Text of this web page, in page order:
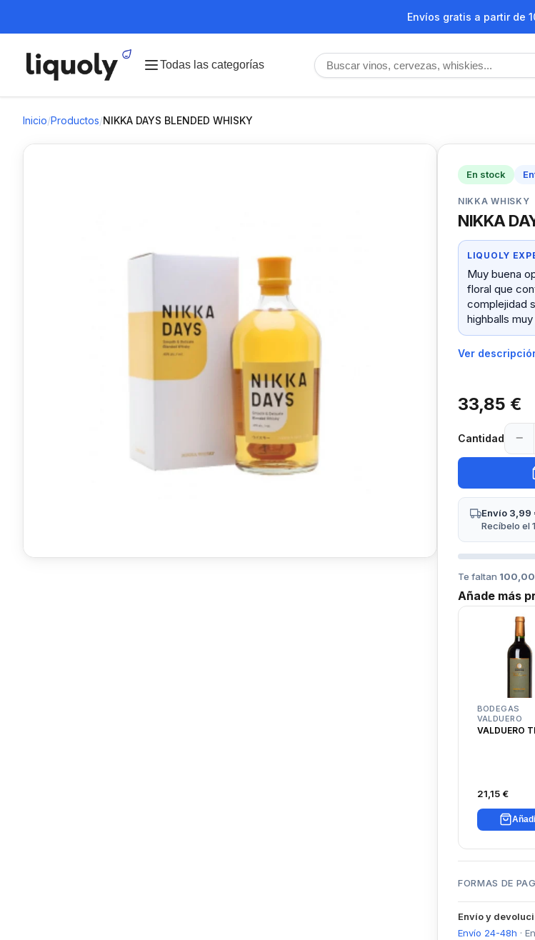
Envíos gratis a partir de
Todas las categorías
Inicio/Productos/NIKKA DAYS BLENDED WHISKY
En stock
NIKKA WHISKY
NIKKA
LIQUOLY
Muy buena
floral que
complejidad
highballs
Ver
33,85 €
Cantidad −
Envío 3,99
Recíbelo el
Te faltan
Añade más
BODEGAS
VALDUERO
VALDUERO
21,15 €
FORMAS DE
Envío y
Envío 24-48h ·